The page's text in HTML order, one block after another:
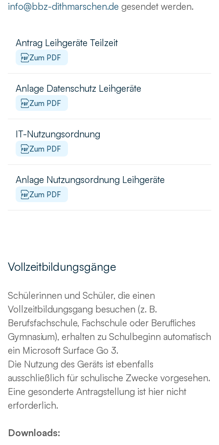
info@bbz-dithmarschen.de gesendet werden.
Antrag Leihgeräte Teilzeit
Zum PDF
Anlage Datenschutz Leihgeräte
Zum PDF
IT-Nutzungsordnung
Zum PDF
Anlage Nutzungsordnung Leihgeräte
Zum PDF
Vollzeitbildungsgänge
Schülerinnen und Schüler, die einen
Vollzeitbildungsgang besuchen (z. B.
Berufsfachschule, Fachschule oder Berufliches
Gymnasium), erhalten zu Schulbeginn automatisch
ein Microsoft Surface Go 3.
Die Nutzung des Geräts ist ebenfalls
ausschließlich für schulische Zwecke vorgesehen.
Eine gesonderte Antragstellung ist hier nicht
erforderlich.
Downloads: